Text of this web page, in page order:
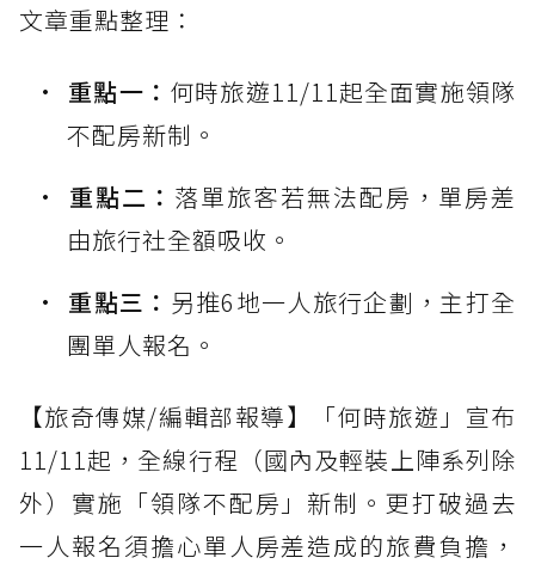
文章重點整理：
重點一： 何時旅遊11/11起全面實施領隊
不配房新制。
重點二： 落單旅客若無法配房，單房差
由旅行社全額吸收。
重點三： 另推6地一人旅行企劃，主打全
團單人報名。
【旅奇傳媒/編輯部報導】「何時旅遊」宣布
11/11起，全線行程（國內及輕裝上陣系列除
外）實施「領隊不配房」新制。更打破過去
一人報名須擔心單人房差造成的旅費負擔，